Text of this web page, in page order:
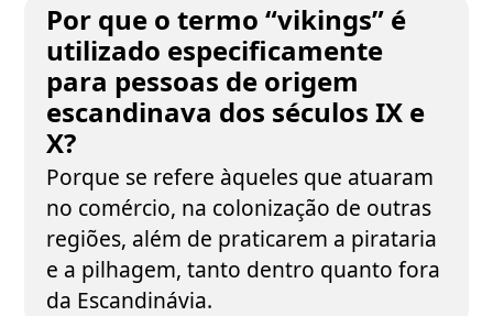
Por que o termo “vikings” é
utilizado especificamente
para pessoas de origem
escandinava dos séculos IX e
X?
Porque se refere àqueles que atuaram
no comércio, na colonização de outras
regiões, além de praticarem a pirataria
e a pilhagem, tanto dentro quanto fora
da Escandinávia.